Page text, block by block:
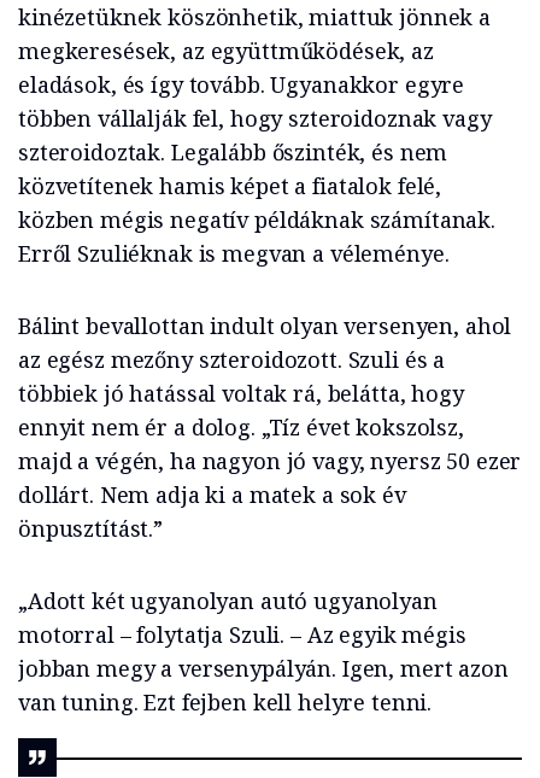
kinézetüknek köszönhetik, miattuk jönnek a
megkeresések, az együttműködések, az
eladások, és így tovább. Ugyanakkor egyre
többen vállalják fel, hogy szteroidoznak vagy
szteroidoztak. Legalább őszinték, és nem
közvetítenek hamis képet a fiatalok felé,
közben mégis negatív példáknak számítanak.
Erről Szuliéknak is megvan a véleménye.
Bálint bevallottan indult olyan versenyen, ahol
az egész mezőny szteroidozott. Szuli és a
többiek jó hatással voltak rá, belátta, hogy
ennyit nem ér a dolog. „Tíz évet kokszolsz,
majd a végén, ha nagyon jó vagy, nyersz 50 ezer
dollárt. Nem adja ki a matek a sok év
önpusztítást.”
„Adott két ugyanolyan autó ugyanolyan
motorral – folytatja Szuli. – Az egyik mégis
jobban megy a versenypályán. Igen, mert azon
van tuning. Ezt fejben kell helyre tenni.